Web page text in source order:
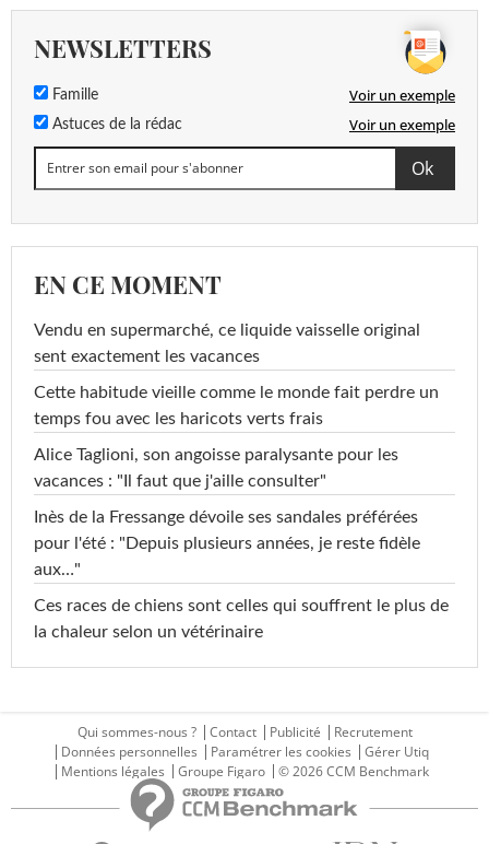
NEWSLETTERS
Famille Voir un exemple
Astuces de la rédac Voir un exemple
EN CE MOMENT
Vendu en supermarché, ce liquide vaisselle original
sent exactement les vacances
Cette habitude vieille comme le monde fait perdre un
temps fou avec les haricots verts frais
Alice Taglioni, son angoisse paralysante pour les
vacances : "Il faut que j'aille consulter"
Inès de la Fressange dévoile ses sandales préférées
pour l'été : "Depuis plusieurs années, je reste fidèle
aux…"
Ces races de chiens sont celles qui souffrent le plus de
la chaleur selon un vétérinaire
Qui sommes-nous ? Contact Publicité
Recrutement
Données personnelles
Paramétrer les cookies
Gérer Utiq
Mentions légales
Groupe Figaro © 2026 CCM Benchmark